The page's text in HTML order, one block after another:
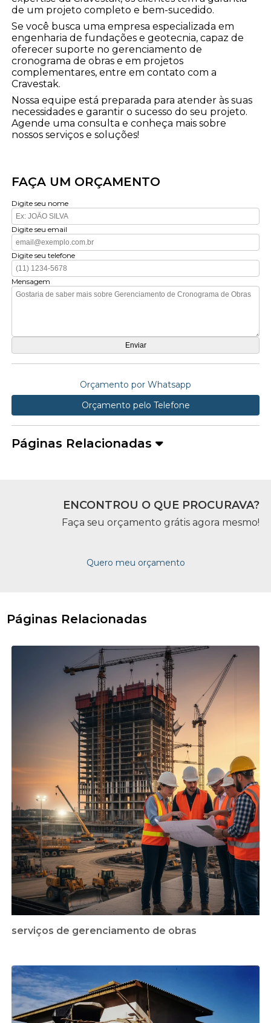
de um projeto completo e bem-sucedido.
Se você busca uma empresa especializada em
engenharia de fundações e geotecnia, capaz de
oferecer suporte no gerenciamento de
cronograma de obras e em projetos
complementares, entre em contato com a
Cravestak.
Nossa equipe está preparada para atender às suas
necessidades e garantir o sucesso do seu projeto.
Agende uma consulta e conheça mais sobre
nossos serviços e soluções!
FAÇA UM ORÇAMENTO
Digite seu nome
Digite seu email
Digite seu telefone
Mensagem
Orçamento por Whatsapp
Orçamento pelo Telefone
Páginas Relacionadas
ENCONTROU O QUE PROCURAVA?
Faça seu orçamento grátis agora mesmo!
Quero meu orçamento
Páginas Relacionadas
serviços de gerenciamento de obras